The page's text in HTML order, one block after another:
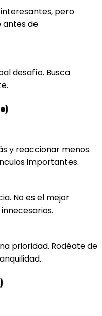
pero
antes de
desafío. Busca
y reaccionar menos.
importantes.
No es el mejor
prioridad. Rodéate de